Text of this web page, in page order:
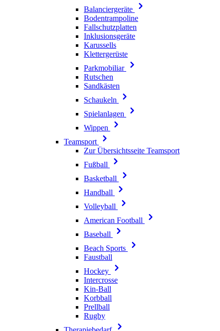
Balanciergeräte
Bodentrampoline
Fallschutzplatten
Inklusionsgeräte
Karussells
Klettergerüste
Parkmobiliar
Rutschen
Sandkästen
Schaukeln
Spielanlagen
Wippen
Teamsport
Zur Übersichtsseite Teamsport
Fußball
Basketball
Handball
Volleyball
American Football
Baseball
Beach Sports
Faustball
Hockey
Intercrosse
Kin-Ball
Korbball
Prellball
Rugby